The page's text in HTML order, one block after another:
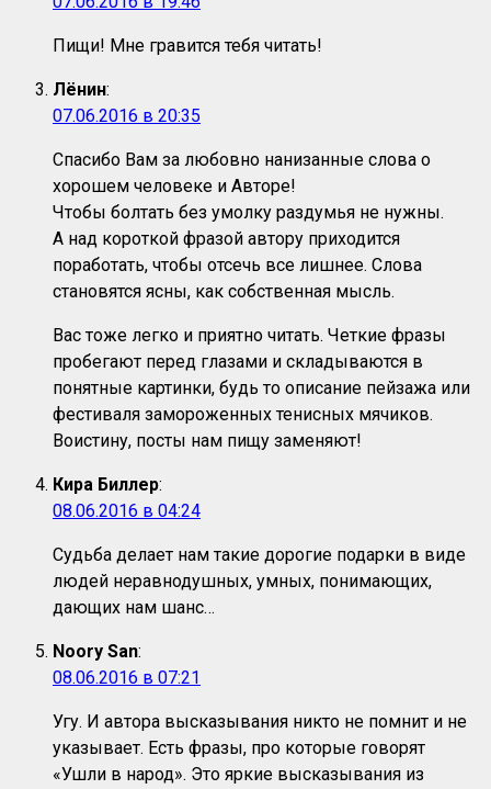
Пищи! Мне гравится тебя читать!
Лёнин:
07.06.2016 в 20:35
Спасибо Вам за любовно нанизанные слова о
хорошем человеке и Авторе!
Чтобы болтать без умолку раздумья не нужны.
А над короткой фразой автору приходится
поработать, чтобы отсечь все лишнее. Слова
становятся ясны, как собственная мысль.
Вас тоже легко и приятно читать. Четкие фразы
пробегают перед глазами и складываются в
понятные картинки, будь то описание пейзажа или
фестиваля замороженных тенисных мячиков.
Воистину, посты нам пищу заменяют!
Кира Биллер:
08.06.2016 в 04:24
Судьба делает нам такие дорогие подарки в виде
людей неравнодушных, умных, понимающих,
дающих нам шанс…
Noory San:
08.06.2016 в 07:21
Угу. И автора высказывания никто не помнит и не
указывает. Есть фразы, про которые говорят
«Ушли в народ». Это яркие высказывания из